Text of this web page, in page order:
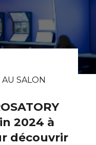
SALON
2024 à
découvrir